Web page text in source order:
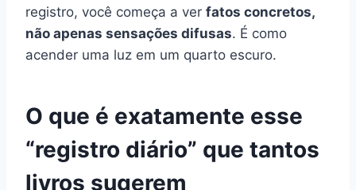
registro, você começa a ver fatos concretos,
não apenas sensações difusas. É como
acender uma luz em um quarto escuro.
O que é exatamente esse
“registro diário” que tantos
livros sugerem